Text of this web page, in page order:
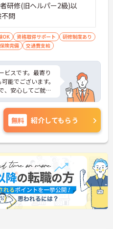
研修(旧ヘルパー2級)以
問
OK 資格取得サポート
研修制度あり
険完備 交通費支給
ビスです。最寄り
能でございます。
、安心してご就業
、ご自身の生活
で働いていただ
イントなど、さら
気軽にご相談くだ
無料 紹介してもらう